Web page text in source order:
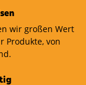
wir großen Wert
Produkte, von